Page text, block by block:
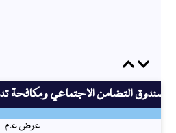
Previous
صندوق التضامن الاجتماعي ومكافحة
عرض عام